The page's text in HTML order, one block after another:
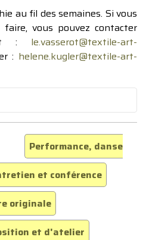
au fil des semaines. Si vous
vous pouvez contacter
: le.vasserot@textile-art-
: helene.kugler@textile-art-
Performance, danse
et conférence
originale
et d'atelier